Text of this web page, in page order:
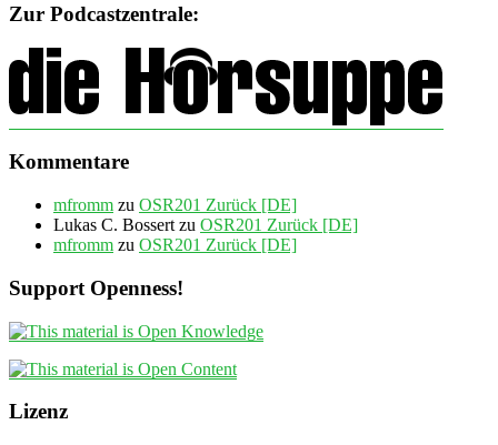
Zur Podcastzentrale:
Kommentare
mfromm zu OSR201 Zurück [DE]
Lukas C. Bossert zu OSR201 Zurück [DE]
mfromm zu OSR201 Zurück [DE]
Support Openness!
Lizenz